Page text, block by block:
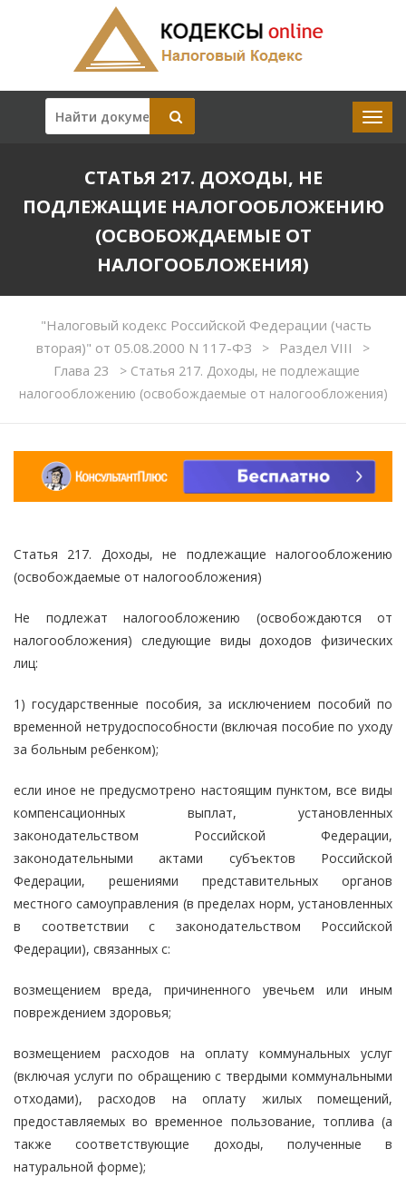
СТАТЬЯ 217. ДОХОДЫ, НЕ
ПОДЛЕЖАЩИЕ НАЛОГООБЛОЖЕНИЮ
(ОСВОБОЖДАЕМЫЕ ОТ
НАЛОГООБЛОЖЕНИЯ)
"Налоговый кодекс Российской Федерации (часть
вторая)" от 05.08.2000 N 117-ФЗ
> Раздел VIII >
Глава 23 >Статья 217. Доходы, не подлежащие
налогообложению (освобождаемые от налогообложения)
Статья 217. Доходы, не подлежащие налогообложению
(освобождаемые от налогообложения)
Не подлежат налогообложению (освобождаются от
налогообложения) следующие виды доходов физических
лиц:
1) государственные пособия, за исключением пособий по
временной нетрудоспособности (включая пособие по уходу
за больным ребенком);
если иное не предусмотрено настоящим пунктом, все виды
компенсационных выплат, установленных
законодательством Российской Федерации,
законодательными актами субъектов Российской
Федерации, решениями представительных органов
местного самоуправления (в пределах норм, установленных
в соответствии с законодательством Российской
Федерации), связанных с:
возмещением вреда, причиненного увечьем или иным
повреждением здоровья;
возмещением расходов на оплату коммунальных услуг
(включая услуги по обращению с твердыми коммунальными
отходами), расходов на оплату жилых помещений,
предоставляемых во временное пользование, топлива (а
также соответствующие доходы, полученные в
натуральной форме);